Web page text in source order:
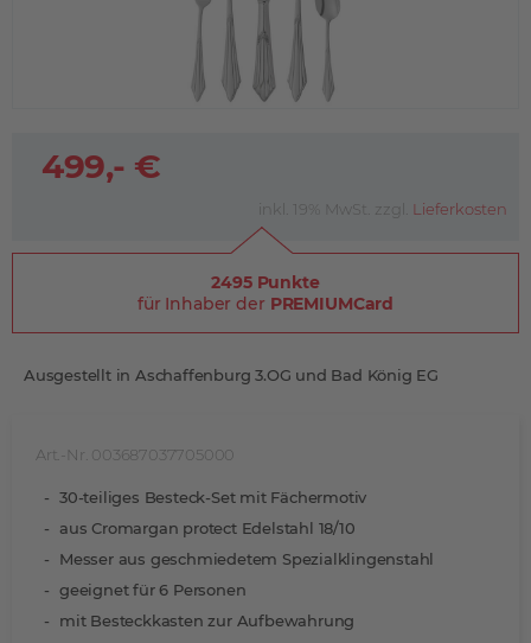
Art.-Nr. 003687037705000
30-teiliges Besteck-Set mit Fächermotiv
aus Cromargan protect Edelstahl 18/10
Messer aus geschmiedetem Spezialklingenstahl
geeignet für 6 Personen
mit Besteckkasten zur Aufbewahrung
499,- €
inkl. 19% MwSt. zzgl. Lieferkosten
2495 Punkte
für Inhaber der PREMIUMCard
Ausgestellt in Aschaffenburg 3.OG und Bad König EG